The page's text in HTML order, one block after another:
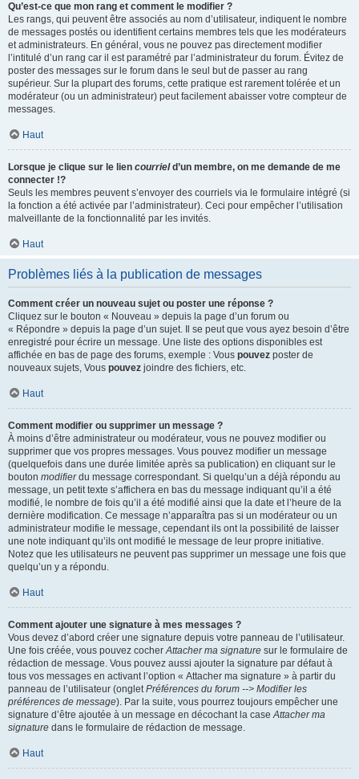
Qu’est-ce que mon rang et comment le modifier ?
Les rangs, qui peuvent être associés au nom d’utilisateur, indiquent le nombre
de messages postés ou identifient certains membres tels que les modérateurs
et administrateurs. En général, vous ne pouvez pas directement modifier
l’intitulé d’un rang car il est paramétré par l’administrateur du forum. Évitez de
poster des messages sur le forum dans le seul but de passer au rang
supérieur. Sur la plupart des forums, cette pratique est rarement tolérée et un
modérateur (ou un administrateur) peut facilement abaisser votre compteur de
messages.
Haut
Lorsque je clique sur le lien courrield’un membre, on me demande de me
connecter !?
Seuls les membres peuvent s’envoyer des courriels via le formulaire intégré (si
la fonction a été activée par l’administrateur). Ceci pour empêcher l’utilisation
malveillante de la fonctionnalité par les invités.
Haut
Problèmes liés à la publication de messages
Comment créer un nouveau sujet ou poster une réponse ?
Cliquez sur le bouton « Nouveau » depuis la page d’un forum ou
« Répondre » depuis la page d’un sujet. Il se peut que vous ayez besoin d’être
enregistré pour écrire un message. Une liste des options disponibles est
affichée en bas de page des forums, exemple : Vous pouvez poster de
nouveaux sujets, Vous pouvez joindre des fichiers, etc.
Haut
Comment modifier ou supprimer un message ?
À moins d’être administrateur ou modérateur, vous ne pouvez modifier ou
supprimer que vos propres messages. Vous pouvez modifier un message
(quelquefois dans une durée limitée après sa publication) en cliquant sur le
bouton modifierdu message correspondant. Si quelqu’un a déjà répondu au
message, un petit texte s’affichera en bas du message indiquant qu’il a été
modifié, le nombre de fois qu’il a été modifié ainsi que la date et l’heure de la
dernière modification. Ce message n’apparaîtra pas si un modérateur ou un
administrateur modifie le message, cependant ils ont la possibilité de laisser
une note indiquant qu’ils ont modifié le message de leur propre initiative.
Notez que les utilisateurs ne peuvent pas supprimer un message une fois que
quelqu’un y a répondu.
Haut
Comment ajouter une signature à mes messages ?
Vous devez d’abord créer une signature depuis votre panneau de l’utilisateur.
Une fois créée, vous pouvez cocherAttacher ma signature sur le formulaire de
rédaction de message. Vous pouvez aussi ajouter la signature par défaut à
tous vos messages en activant l’option « Attacher ma signature » à partir du
panneau de l’utilisateur (ongletPréférences du forum --> Modifier les
préférences de message). Par la suite, vous pourrez toujours empêcher une
signature d’être ajoutée à un message en décochant la caseAttacher ma
signature dans le formulaire de rédaction de message.
Haut